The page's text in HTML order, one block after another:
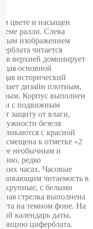
цвете и насыщен
ралли. Слева
изображением
читается
в верхней доминирует
основной
исторический
дизайн плотным,
Корпус выполнен
с подвижным
защиту от влаги,
безеля
с красной
смещена к отметке «2
необычным и
редко
часах. Часовые
читаемость в
крупные, с белыми
стрелка выполнена
на темном фоне. На
календарь даты,
циферблата.